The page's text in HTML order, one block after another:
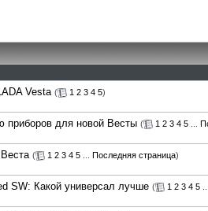
Vesta ( 1 2 3 4 5)
приборов для новой Весты ( 1 2 3 4 5
( 1 2 3 4 5 Последняя страница)
SW: Какой универсал лучше ( 1 2 3 4 5